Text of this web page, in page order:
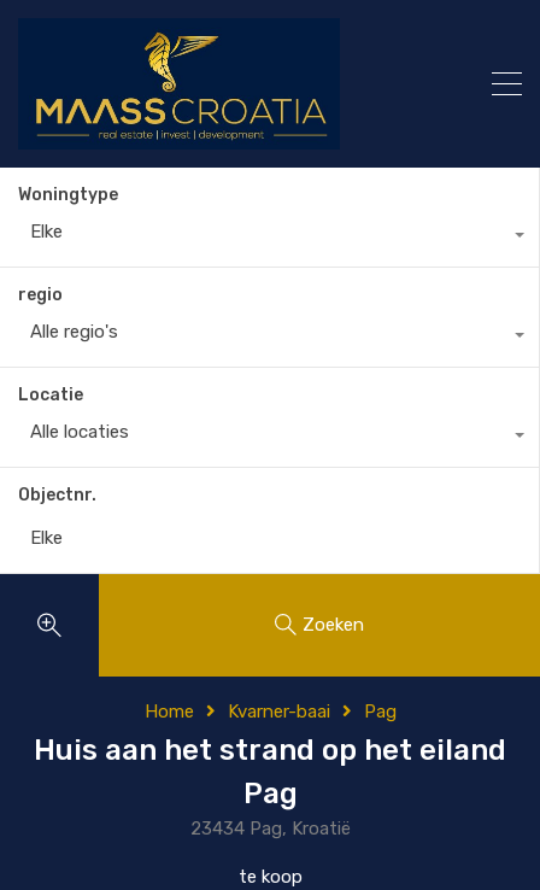
Woningtype
Elke
regio
Alle regio's
Locatie
Alle locaties
Objectnr.
Zoeken
Home Kvarner-baai Pag
Huis aan het strand op het eiland
Pag
23434 Pag, Kroatië
te koop